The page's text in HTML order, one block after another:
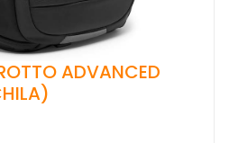
ADVANCED